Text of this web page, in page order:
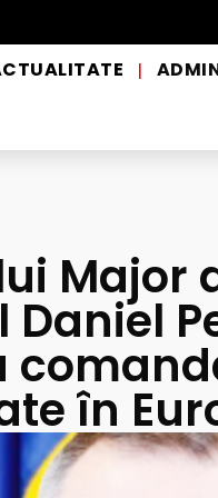
prim ajutor și de
|
Major
în